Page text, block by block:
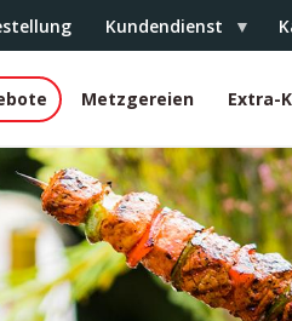
Kundendienst
Metzgereien Extra-